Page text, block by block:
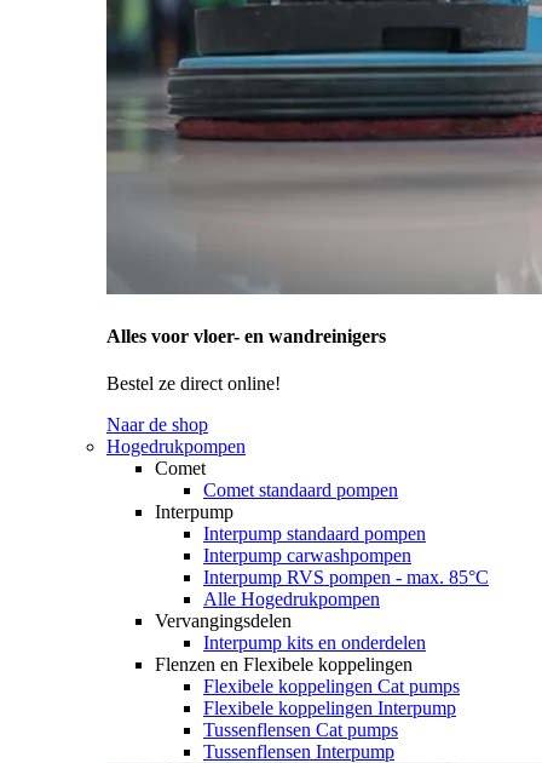
Alles voor vloer- en wandreinigers
Bestel ze direct online!
Naar de shop
Hogedrukpompen
Comet
Comet standaard pompen
Interpump
Interpump standaard pompen
Interpump carwashpompen
Interpump RVS pompen - max. 85°C
Alle Hogedrukpompen
Vervangingsdelen
Interpump kits en onderdelen
Flenzen en Flexibele koppelingen
Flexibele koppelingen Cat pumps
Flexibele koppelingen Interpump
Tussenflensen Cat pumps
Tussenflensen Interpump